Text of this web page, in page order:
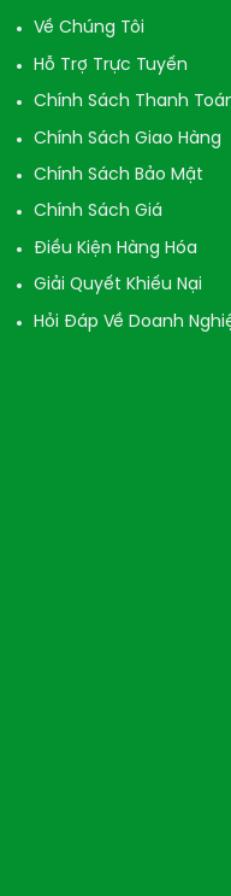
Về Chúng Tôi
Hỗ Trợ Trực Tuyến
Chính Sách Thanh
Chính Sách Giao Hàng
Chính Sách Bảo Mật
Chính Sách Giá
Điều Kiện Hàng Hóa
Giải Quyết Khiếu Nại
Hỏi Đáp Về Doanh